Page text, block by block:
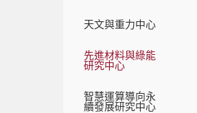
天文與重力中心
先進材料與綠能
研究中心
智慧運算導向永
續發展研究中心